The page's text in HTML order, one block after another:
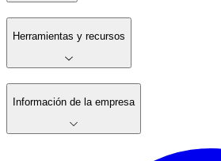
Herramientas y recursos
Información de la empresa